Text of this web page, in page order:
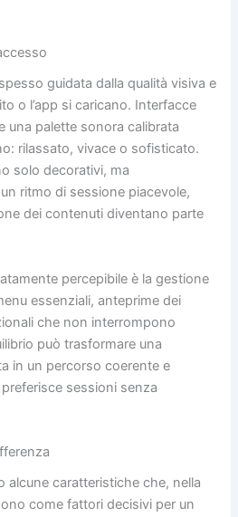
guidata dalla qualità visiva e
o l’app si caricano. Interfacce
una palette sonora calibrata
rilassato, vivace o sofisticato.
solo decorativi, ma
ritmo di sessione piacevole,
dei contenuti diventano parte
percepibile è la gestione
essenziali, anteprime dei
che non interrompono
può trasformare una
in un percorso coerente e
sessioni senza
alcune caratteristiche che, nella
come fattori decisivi per un